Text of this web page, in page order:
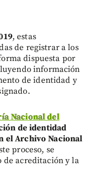
, estas
de registrar a los
dispuesta por
información
de identidad y
Nacional del
de identidad
el Archivo Nacional
proceso, se
acreditación y la